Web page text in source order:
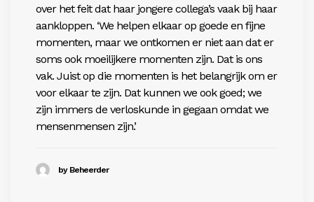
over het feit dat haar jongere collega’s vaak bij haar
aankloppen. ‘We helpen elkaar op goede en fijne
momenten, maar we ontkomen er niet aan dat er
soms ook moeilijkere momenten zijn. Dat is ons
vak. Juist op die momenten is het belangrijk om er
voor elkaar te zijn. Dat kunnen we ook goed; we
zijn immers de verloskunde in gegaan omdat we
mensenmensen zijn.’
by Beheerder